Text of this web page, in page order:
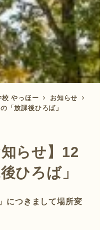
やっほー
お知らせ
「放課後ひろば」
知らせ】12
ひろば」
につきまして場所変